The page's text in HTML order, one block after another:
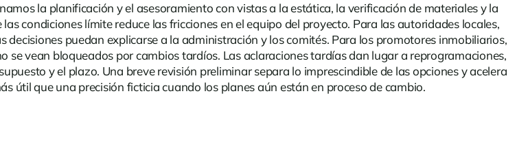
la planificación y el asesoramiento con vistas a la estática, la verificación de materiales y la
condiciones límite reduce las fricciones en el equipo del proyecto. Para las autoridades locales,
puedan explicarse a la administración y los comités. Para los promotores inmobiliarios,
se vean bloqueados por cambios tardíos. Las aclaraciones tardías dan lugar a reprogramaciones,
y el plazo. Una breve revisión preliminar separa lo imprescindible de las opciones y acelera
útil que una precisión ficticia cuando los planes aún están en proceso de cambio.